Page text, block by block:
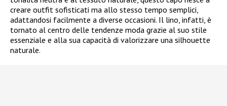
creare outfit sofisticati ma allo stesso tempo semplici,
adattandosi facilmente a diverse occasioni. Il lino, infatti, è
tornato al centro delle tendenze moda grazie al suo stile
essenziale e alla sua capacità di valorizzare una silhouette
naturale.